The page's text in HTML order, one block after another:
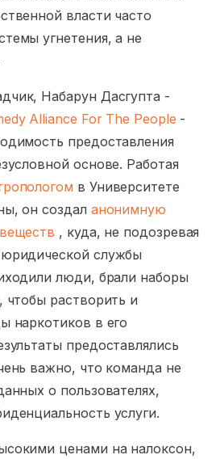
власти часто
угнетения, а не
Набарун Дасгупта -
Alliance For The People -
предоставления
основе. Работая
в Университете
он создал анонимную
, куда, не подозревая
службы
люди, брали наборы
чтобы растворить и
наркотиков в его
предоставлялись
важно, что команда не
о пользователях,
услуги.
ценами на налоксон,